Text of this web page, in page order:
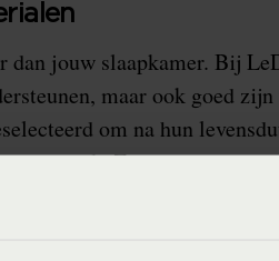
dan jouw slaapkamer. Bij
maar ook goed
om na hun
Zo dragen we bij